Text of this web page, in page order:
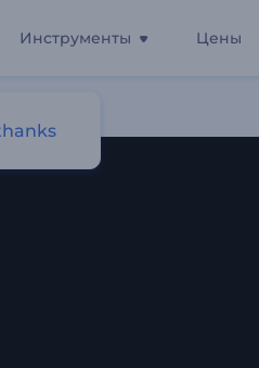
Инструменты Цены